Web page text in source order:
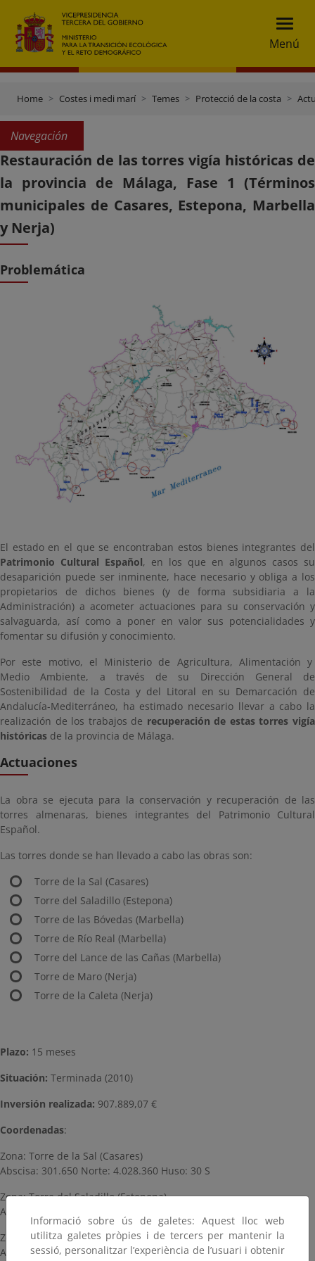
Menú
Home Costes i medi marí Temes Protecció de la costa
Navegación
Restauración de las torres vigía históricas de
la provincia de Málaga, Fase 1 (Términos
municipales de Casares, Estepona, Marbella
y Nerja)
Problemática
El estado en el que se encontraban estos bienes integrantes del
Patrimonio Cultural Español, en los que en algunos casos su
desaparición puede ser inminente, hace necesario y obliga a los
propietarios de dichos bienes (y de forma subsidiaria a la
Administración) a acometer actuaciones para su conservación y
salvaguarda, así como a poner en valor sus potencialidades y
fomentar su difusión y conocimiento.
Por este motivo, el Ministerio de Agricultura, Alimentación y
Medio Ambiente, a través de su Dirección General de
Sostenibilidad de la Costa y del Litoral en su Demarcación de
Andalucía-Mediterráneo, ha estimado necesario llevar a cabo la
realización de los trabajos de recuperación de estas torres vigía
históricas de la provincia de Málaga.
Actuaciones
La obra se ejecuta para la conservación y recuperación de las
torres almenaras, bienes integrantes del Patrimonio Cultural
Español.
Las torres donde se han llevado a cabo las obras son:
Torre de la Sal (Casares)
Torre del Saladillo (Estepona)
Torre de las Bóvedas (Marbella)
Torre de Río Real (Marbella)
Torre del Lance de las Cañas (Marbella)
Torre de Maro (Nerja)
Torre de la Caleta (Nerja)
Plazo: 15 meses
Situación: Terminada (2010)
Inversión realizada: 907.889,07 €
Coordenadas:
Zona: Torre de la Sal (Casares)
Abscisa: 301.650 Norte: 4.028.360 Huso: 30 S
Zona: Torre del Saladillo (Estepona)
Abscisa: 317.039 Norte: 4.036.842 Huso: 30 S
Zona: Torre de las Bóvedas (Marbella)
Abscisa: 321.424 Norte: 4.037.728 Huso: 30 S
Informació sobre ús de galetes: Aquest lloc web
utilitza galetes pròpies i de tercers per mantenir la
sessió, personalitzar l’experiència de l’usuari i obtenir